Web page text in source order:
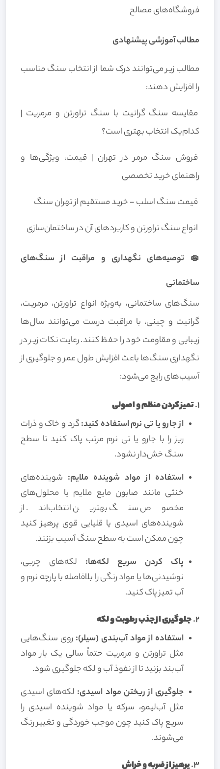
فروشگاه‌های مصالح
مطالب آموزشی پیشنهادی
مطالب زیر می‌توانند درک شما از انتخاب سنگ مناسب
را افزایش دهند:
مقایسه سنگ گرانیت با سنگ تراورتن و مرمریت |
کدام‌یک انتخاب بهتری است؟
فروش سنگ مرمر در تهران | قیمت، ویژگی‌ها و
راهنمای خرید تخصصی
قیمت سنگ اسلب - خرید مستقیم از تهران سنگ
انواع سنگ تراورتن و کاربردهای آن در ساختمان‌سازی
🧽 توصیه‌های نگهداری و مراقبت از سنگ‌های
ساختمانی
سنگ‌های ساختمانی، به‌ویژه انواع تراورتن، مرمریت،
گرانیت و چینی، با مراقبت درست می‌توانند سال‌ها
زیبایی و مقاومت خود را حفظ کنند. رعایت نکات زیر در
نگهداری سنگ‌ها باعث افزایش طول عمر و جلوگیری از
آسیب‌های رایج می‌شود:
1. تمیز کردن منظم و اصولی
از جارو یا تی نرم استفاده کنید:گرد و خاک و ذرات
ریز را با جارو یا تی نرم مرتب پاک کنید تا سطح
سنگ خش‌دار نشود.
استفاده از مواد شوینده ملایم: شوینده‌های
خنثی مانند صابون مایع ملایم یا محلول‌های
مخصوص سنگ بهترین انتخاب‌اند. از
شوینده‌های اسیدی یا قلیایی قوی پرهیز کنید
چون ممکن است به سطح سنگ آسیب بزنند.
پاک کردن سریع لکه‌ها: لکه‌های چربی،
نوشیدنی‌ها یا مواد رنگی را بلافاصله با پارچه نرم و
آب تمیز پاک کنید.
2. جلوگیری از جذب رطوبت و لکه
استفاده از مواد آب‌بندی (سیلر): روی سنگ‌هایی
مثل تراورتن و مرمریت حتماً سالی یک بار مواد
آب‌بند بزنید تا از نفوذ آب و لکه جلوگیری شود.
جلوگیری از ریختن مواد اسیدی: لکه‌های اسیدی
مثل آب‌لیمو، سرکه یا مواد شوینده اسیدی را
سریع پاک کنید چون موجب خوردگی و تغییر رنگ
می‌شوند.
3. پرهیز از ضربه و خراش